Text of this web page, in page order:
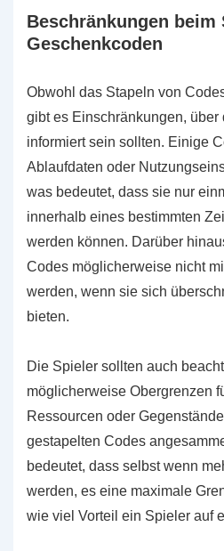
Beschränkungen beim
Geschenkcoden
Obwohl das Stapeln von
gibt es Einschränkungen, über
informiert sein sollten. Einige
Ablaufdaten oder
was bedeutet, dass sie nur
innerhalb eines bestimmten
werden können. Darüber
Codes möglicherweise nicht
werden, wenn sie sich
bieten.
Die Spieler sollten auch
möglicherweise Obergrenzen
Ressourcen oder
gestapelten Codes
bedeutet, dass selbst wenn
werden, es eine maximale
wie viel Vorteil ein Spieler auf